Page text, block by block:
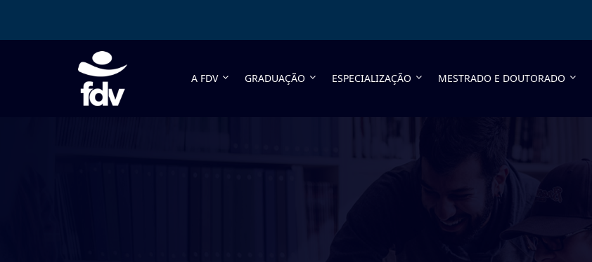
A FDV GRADUAÇÃO ESPECIALIZAÇÃO MESTRADO E DOUTORADO